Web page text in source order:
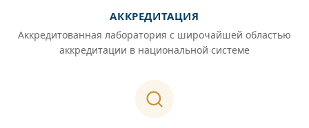
АККРЕДИТАЦИЯ
Аккредитованная лаборатория с широчайшей областью
аккредитации в национальной системе